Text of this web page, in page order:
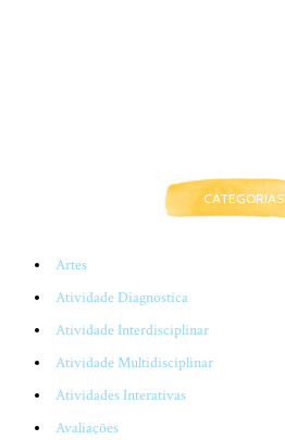
CATEGORIAS
Artes
Atividade Diagnostica
Atividade Interdisciplinar
Atividade Multidisciplinar
Atividades Interativas
Avaliações